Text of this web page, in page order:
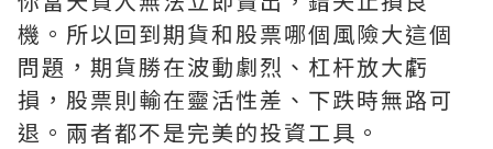
機。所以回到期貨和股票哪個風險大這個
問題，期貨勝在波動劇烈、杠杆放大虧
損，股票則輸在靈活性差、下跌時無路可
退。兩者都不是完美的投資工具。